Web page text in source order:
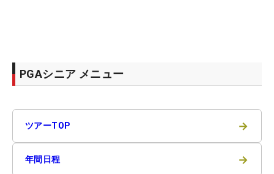
PGAシニア メニュー
ツアーTOP →
年間日程 →